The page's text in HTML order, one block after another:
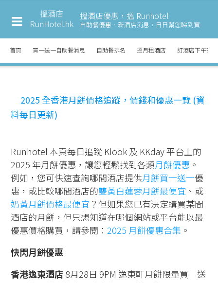
搵酒店優惠，搵 Runhotel
自助餐優惠、新酒店消息， 日日幫您睇到實
首頁 買一送一自助餐消息 自助餐排名 搵月租酒店 訂酒店下午茶
2025 全香港月餅價格追蹤，價錢和優惠一覽 (資
料每日更新)
Runhotel 本頁每日追蹤 Klook 及 KKday 平台上的
2025 年月餅優惠，讓您輕鬆找到各類月餅優惠 。
例如，您可快速查詢哪間酒店提供月餅買一送一優
惠，或比較哪間酒店的雙黃白蓮蓉月餅最便宜 、或
奶黃月餅價格最便宜 ？但如果您已有決定購買某間
酒店的月餅，但只想知道在哪個網站或平台能以最
優惠價格購買，請參閱： 2025 月餅優惠合集 。
快閃月餅優惠
香港逸東酒店8月28日 9PM 逸東軒月餅限量買一送